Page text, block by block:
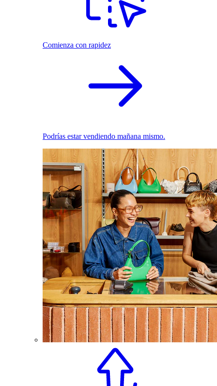
Comienza con rapidez
Podrías estar vendiendo mañana mismo.